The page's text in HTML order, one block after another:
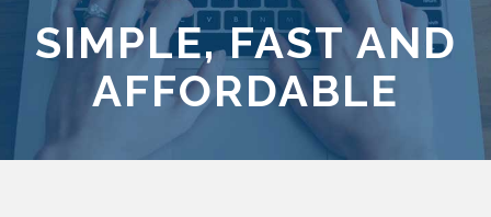
SIMPLE, FAST AND
AFFORDABLE